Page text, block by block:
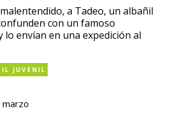
a Tadeo, un albañil
con un famoso
lo envían en una expedición al
JUVENIL
marzo